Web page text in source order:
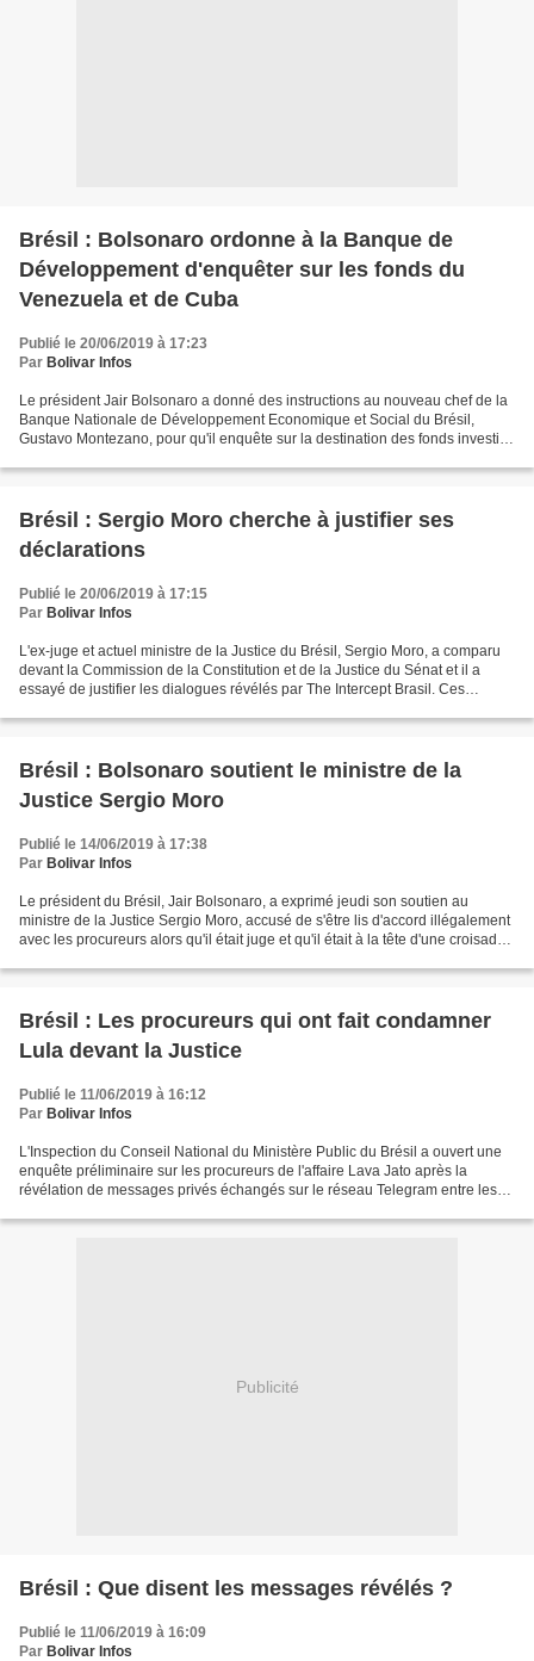
Brésil : Bolsonaro ordonne à la Banque de
Développement d'enquêter sur les fonds du
Venezuela et de Cuba
Publié le 20/06/2019 à 17:23
Par Bolivar Infos
Le président Jair Bolsonaro a donné des instructions au nouveau chef de la
Banque Nationale de Développement Economique et Social du Brésil,
Gustavo Montezano, pour qu'il enquête sur la destination des fonds investis
Brésil : Sergio Moro cherche à justifier ses
déclarations
Publié le 20/06/2019 à 17:15
Par Bolivar Infos
L'ex-juge et actuel ministre de la Justice du Brésil, Sergio Moro, a comparu
devant la Commission de la Constitution et de la Justice du Sénat et il a
essayé de justifier les dialogues révélés par The Intercept Brasil. Ces
Brésil : Bolsonaro soutient le ministre de la
Justice Sergio Moro
Publié le 14/06/2019 à 17:38
Par Bolivar Infos
Le président du Brésil, Jair Bolsonaro, a exprimé jeudi son soutien au
ministre de la Justice Sergio Moro, accusé de s'être lis d'accord illégalement
avec les procureurs alors qu'il était juge et qu'il était à la tête d'une croisade
Brésil : Les procureurs qui ont fait condamner
Lula devant la Justice
Publié le 11/06/2019 à 16:12
Par Bolivar Infos
L'Inspection du Conseil National du Ministère Public du Brésil a ouvert une
enquête préliminaire sur les procureurs de l'affaire Lava Jato après la
révélation de messages privés échangés sur le réseau Telegram entre les
Publicité
Brésil : Que disent les messages révélés ?
Publié le 11/06/2019 à 16:09
Par Bolivar Infos